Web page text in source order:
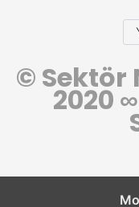
© Sektör
2020 ∞